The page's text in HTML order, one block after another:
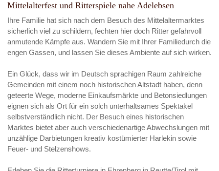
Mittelalterfest und Ritterspiele nahe Adelebsen
Ihre Familie hat sich nach dem Besuch des Mittelaltermarktes
sicherlich viel zu schildern, fechten hier doch Ritter gefahrvoll
anmutende Kämpfe aus. Wandern Sie mit Ihrer Familiedurch die
engen Gassen, und lassen Sie dieses Ambiente auf sich wirken.
Ein Glück, dass wir im Deutsch sprachigen Raum zahlreiche
Gemeinden mit einem noch historischen Altstadt haben, denn
geteerte Wege, moderne Einkaufsmärkte und Betonsiedlungen
eignen sich als Ort für ein solch unterhaltsames Spektakel
selbstverständlich nicht. Der Besuch eines historischen
Marktes bietet aber auch verschiedenartige Abwechslungen mit
unzählige Darbietungen kreativ kostümierter Harlekin sowie
Feuer- und Stelzenshows.